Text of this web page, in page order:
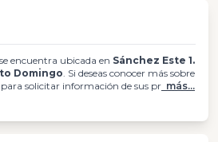
se encuentra ubicada en Sánchez Este 1.
Domingo. Si deseas conocer más sobre
solicitar información de sus pr más...